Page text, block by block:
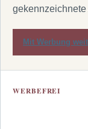
gekennzeichnete
Mit Werbung
WERBEFREI